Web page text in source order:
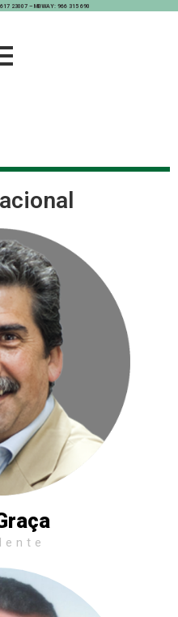
23007 – MBWAY: 966 315 690